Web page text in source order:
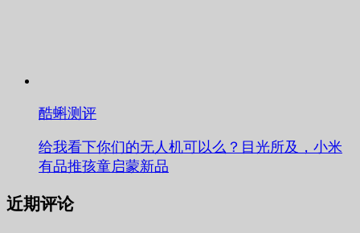
酷蝌测评
给我看下你们的无人机可以么？目光所及，小米
有品推孩童启蒙新品
近期评论